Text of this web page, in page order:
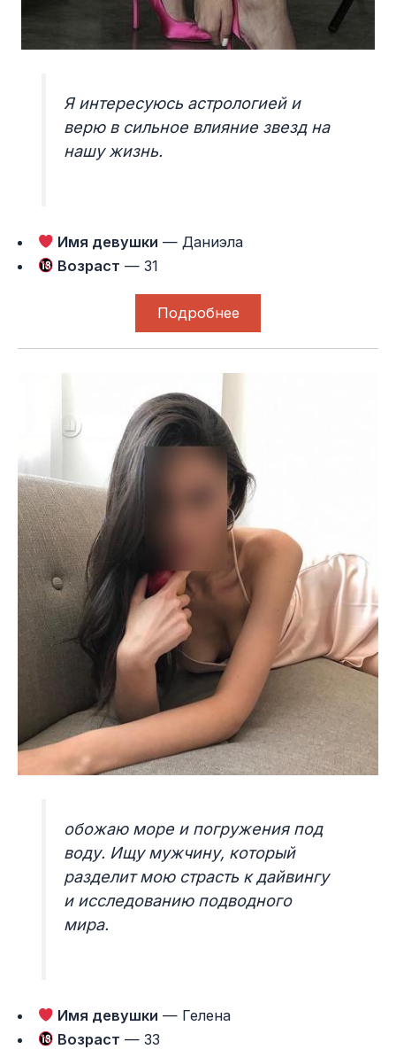
Я интересуюсь астрологией и
верю в сильное влияние звезд на
нашу жизнь.
Имя девушки — Даниэла
Возраст — 31
Подробнее
обожаю море и погружения под
воду. Ищу мужчину, который
разделит мою страсть к дайвингу
и исследованию подводного
мира.
Имя девушки — Гелена
Возраст — 33